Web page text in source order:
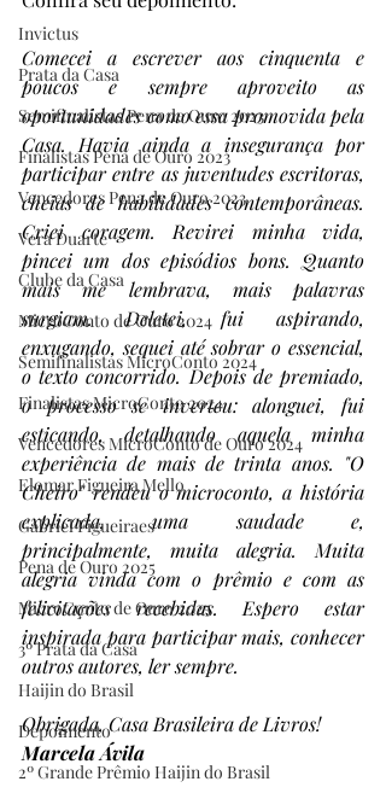
Invictus
Prata da Casa
Semifinalistas Pena de Ouro 2023
Finalistas Pena de Ouro 2023
Vencedores Pena de Ouro 2023
Vera Duarte
Clube da Casa
MicroConto de Ouro 2024
Semifinalistas MicroConto 2024
Finalistas MicroConto 2024
Vencedores MicroConto de Ouro 2024
Elomar Figueira Mello
Gabriel Figueiraes
Pena de Ouro 2025
MicroConto de Ouro 2025
3º Prata da Casa
Haijin do Brasil
Depoimento
2º Grande Prêmio Haijin do Brasil
Comecei a escrever aos cinquenta e
poucos e sempre aproveito as
oportunidades como essa promovida pela
Casa. Havia ainda a insegurança por
participar entre as juventudes escritoras,
cheias de habilidades contemporâneas.
Criei coragem. Revirei minha vida,
pincei um dos episódios bons. Quanto
mais me lembrava, mais palavras
surgiam. Deletei, fui aspirando,
enxugando, sequei até sobrar o essencial,
o texto concorrido. Depois de premiado,
o processo se inverteu: alonguei, fui
esticando, detalhando aquela minha
experiência de mais de trinta anos. "O
Cheiro" rendeu o microconto, a história
explicada, uma saudade e,
principalmente, muita alegria. Muita
alegria vinda com o prêmio e com as
felicitações recebidas. Espero estar
inspirada para participar mais, conhecer
outros autores, ler sempre.
Obrigada, Casa Brasileira de Livros!
Marcela Ávila